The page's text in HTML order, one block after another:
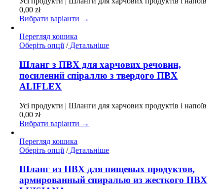
товару
0,00zł
Вибрати варіанти →
Перегляд кошика
Оберіть опції Цей
має
кілька
варіантів.
вибрати
сторінці
/Детальніше
Шланг з ПВХ для харчових речовин,
посилений спіраллю з твердого ПВХ
ALIFLEX
Усі продукти | Шланги для харчових продуктів і напоїв
0,00zł
Вибрати варіанти →
Перегляд кошика
Оберіть опції Цей
має
кілька
варіантів.
/Детальніше
Шланг из ПВХ для пищевых продуктов,
армированный спиралью из жесткого ПВХ